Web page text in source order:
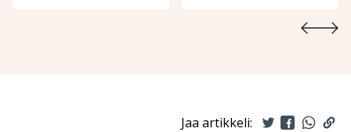
Jaa artikkeli: